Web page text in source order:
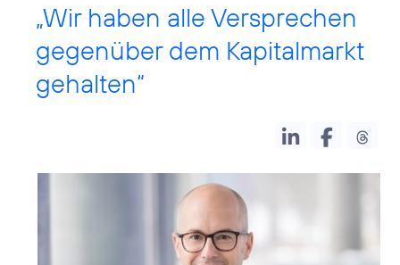
„Wir haben alle Versprechen
gegenüber dem Kapitalmarkt
gehalten“